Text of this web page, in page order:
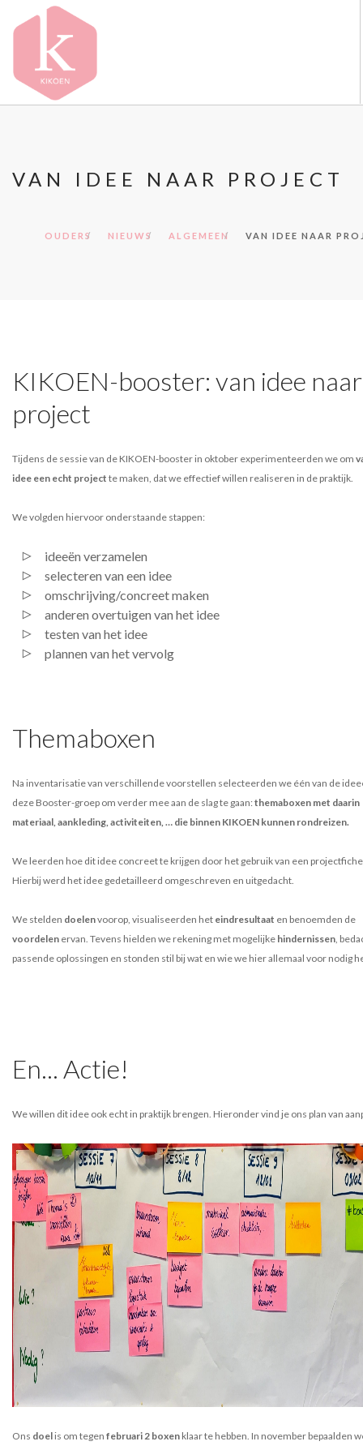
VACATURES
CONTACT
VAN IDEE NAAR PROJECT
OUDERS NIEUWS ALGEMEEN VAN IDEE NAAR
KIKOEN-booster: van idee naar
project
Tijdens de sessie van de KIKOEN-booster in oktober experimenteerden we om
idee een echt project te maken, dat we effectief willen realiseren in de praktijk.
We volgden hiervoor onderstaande stappen:
ideeën verzamelen
selecteren van een idee
omschrijving/concreet maken
anderen overtuigen van het idee
testen van het idee
plannen van het vervolg
Themaboxen
Na inventarisatie van verschillende voorstellen selecteerden we één van de
deze Booster-groep om verder mee aan de slag te gaan: themaboxen met daarin
materiaal, aankleding, activiteiten, … die binnen KIKOEN kunnen rondreizen.
We leerden hoe dit idee concreet te krijgen door het gebruik van een
Hierbij werd het idee gedetailleerd omgeschreven en uitgedacht.
We stelden doelenvoorop, visualiseerden het eindresultaat en benoemden de
voordelen ervan. Tevens hielden we rekening met mogelijke hindernissen,
passende oplossingen en stonden stil bij wat en wie we hier allemaal voor nodig
En... Actie!
We willen dit idee ook echt in praktijk brengen. Hieronder vind je ons plan van
Ons doel is om tegen februari 2 boxen klaar te hebben. In november bepaalden